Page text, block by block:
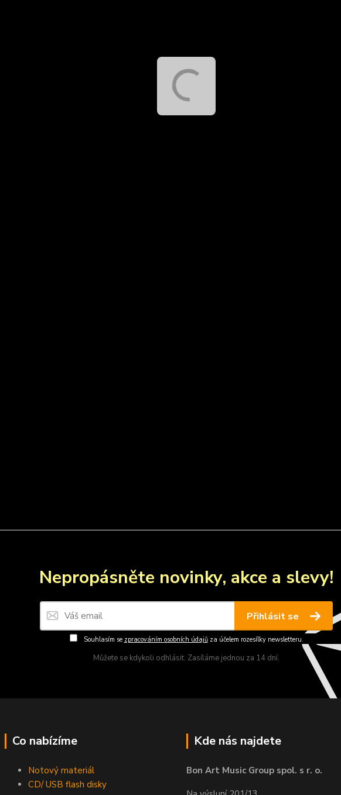
Nepropásněte novinky, akce a slevy!
Přihlásit se
Souhlasím se zpracováním osobních údajůza účelem rozesílky newsletteru.
Můžete se kdykoli odhlásit. Zasíláme jednou za 14 dní.
Co nabízíme
Notový materiál
CD/ USB flash disky
Kde nás najdete
Bon Art Music Group spol. s r. o.